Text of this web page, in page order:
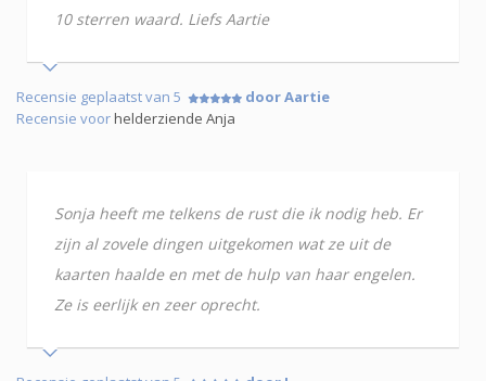
10 sterren waard. Liefs Aartie
Recensie geplaatst van 5
door Aartie
Recensie voorhelderziende Anja
Sonja heeft me telkens de rust die ik nodig heb. Er
zijn al zovele dingen uitgekomen wat ze uit de
kaarten haalde en met de hulp van haar engelen.
Ze is eerlijk en zeer oprecht.